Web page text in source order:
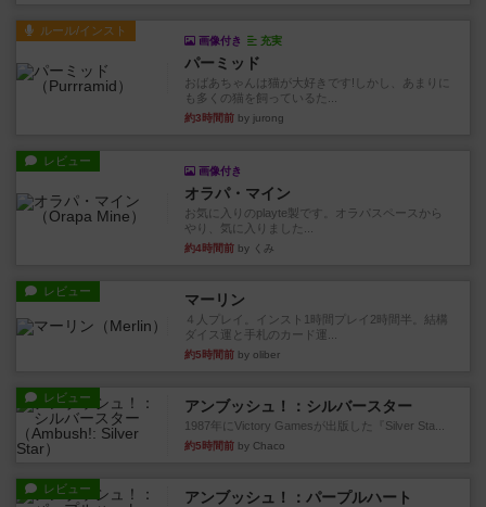
ルール/インスト
画像付き 充実
パーミッド
おばあちゃんは猫が大好きです!しかし、あまりに
も多くの猫を飼っているた...
約3時間前 by jurong
レビュー
画像付き
オラパ・マイン
お気に入りのplayte製です。オラパスペースから
やり、気に入りました...
約4時間前 by くみ
レビュー マーリン
４人プレイ。インスト1時間プレイ2時間半。結構
ダイス運と手札のカード運...
約5時間前 by oliber
レビュー アンブッシュ！：シルバースター
1987年にVictory Gamesが出版した『Silver Sta...
約5時間前 by Chaco
レビュー アンブッシュ！：パープルハート